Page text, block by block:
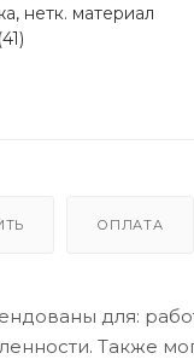
нетк. материал
ОПЛАТА
для:
Также